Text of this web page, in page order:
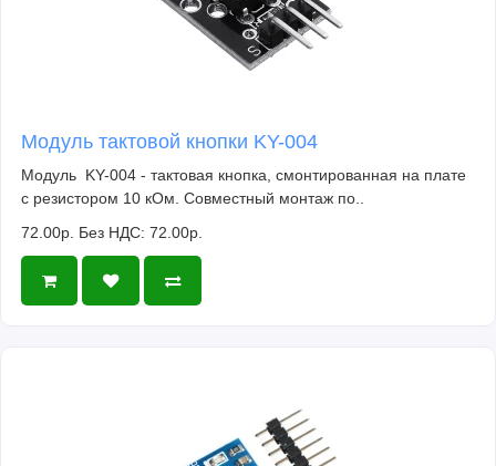
Модуль тактовой кнопки KY-004
Модуль KY-004 - тактовая кнопка, смонтированная на плате
с резистором 10 кОм. Совместный монтаж по..
72.00р. Без НДС: 72.00р.